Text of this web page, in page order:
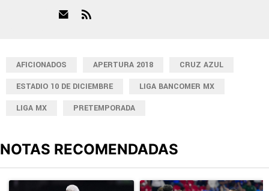
AFICIONADOS APERTURA 2018
CRUZ AZUL
ESTADIO 10 DE DICIEMBRE
LIGA BANCOMER MX
LIGA MX
PRETEMPORADA
NOTAS RECOMENDADAS
Un artículo de tendencia con el título "Revelan un detalle clave
Un artículo de tendencia con el